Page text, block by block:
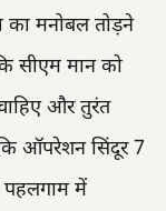
का मनोबल तोड़ने
सीएम मान को
और तुरंत
ऑपरेशन सिंदूर 7
पहलगाम में